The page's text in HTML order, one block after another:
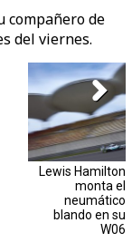
compañero de
del viernes.
Lewis Hamilton
monta el
neumático
blando en su
W06